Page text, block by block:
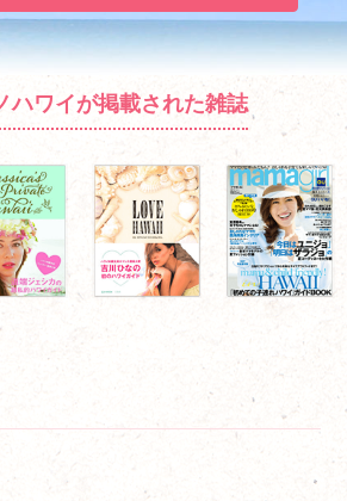
ハワイが掲載された雑誌